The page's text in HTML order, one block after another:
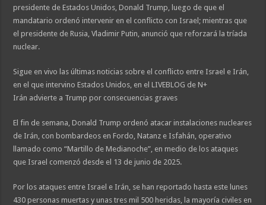
presidente de Estados Unidos, Donald Trump, luego de que el
mandatario ordenó intervenir en el conflicto con Israel; mientras que
el presidente de Rusia, Vladimir Putin, anunció que reforzará la tríada
nuclear.
Sigue en vivo las últimas noticias sobre el conflicto entre Israel e Irán,
en el que intervino Estados Unidos, en el LIVEBLOG de N+
Irán advierte a Trump por consecuencias graves
El fin de semana, Donald Trump ordenó atacar instalaciones nucleares
de Irán, con bombardeos en Fordo, Natanz e Isfahán, operativo
llamado como “Martillo de Medianoche”, en medio de los ataques
que Israel comenzó desde el 13 de junio de 2025.
Por los ataques entre Israel e Irán, se han reportado hasta este lunes
430 personas muertas y unas tres mil 500 heridas, la mayoría civiles en